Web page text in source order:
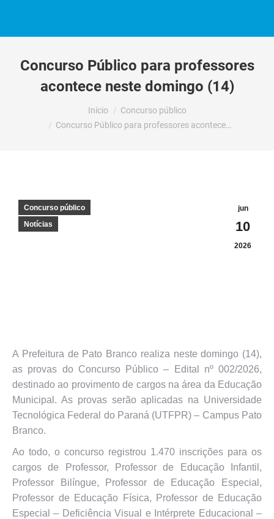
Concurso Público para professores
acontece neste domingo (14)
Início
Concurso público
Concurso Público para professores acontece…
jun
10
2026
Concurso público
Notícias
A Prefeitura de Pato Branco realiza neste domingo (14),
as provas do Concurso Público – Edital nº 002/2026,
destinado ao provimento de cargos na área da Educação
Municipal. As provas serão aplicadas na Universidade
Tecnológica Federal do Paraná (UTFPR) – Campus Pato
Branco.
Ao todo, o concurso registrou 1.470 inscrições para os
cargos de Professor, Professor de Educação Infantil,
Professor Bilíngue, Professor de Educação Especial,
Professor de Educação Física, Professor de Educação
Especial – Deficiência Visual e Intérprete Educacional –